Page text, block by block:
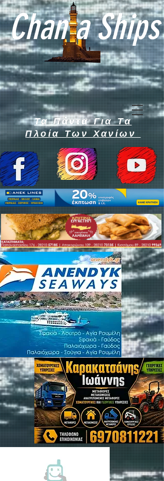
Chan a Ships
Τα Πάντα Για Τα
Πλοία Των Χανίων